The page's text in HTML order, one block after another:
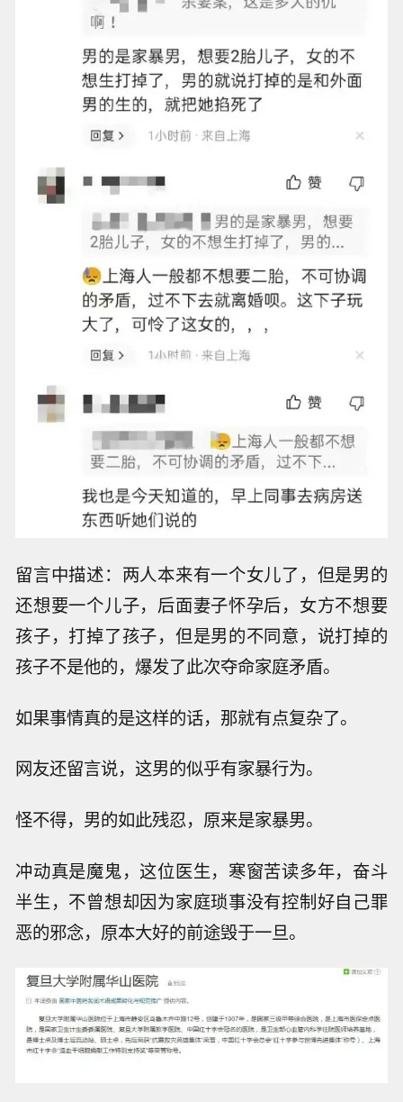
留言中描述：两人本来有一个女儿了，但是男的
还想要一个儿子，后面妻子怀孕后，女方不想要
孩子，打掉了孩子，但是男的不同意，说打掉的
孩子不是他的，爆发了此次夺命家庭矛盾。
如果事情真的是这样的话，那就有点复杂了。
网友还留言说，这男的似乎有家暴行为。
怪不得，男的如此残忍，原来是家暴男。
冲动真是魔鬼，这位医生，寒窗苦读多年，奋斗
半生，不曾想却因为家庭琐事没有控制好自己罪
恶的邪念，原本大好的前途毁于一旦。